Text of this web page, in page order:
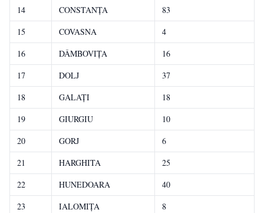
14
CONSTANŢA
83
15
COVASNA
4
16
DÂMBOVIŢA
16
17
DOLJ
37
18
GALAŢI
18
19
GIURGIU
10
20
GORJ
6
21
HARGHITA
25
22
HUNEDOARA
40
23
IALOMIŢA
8